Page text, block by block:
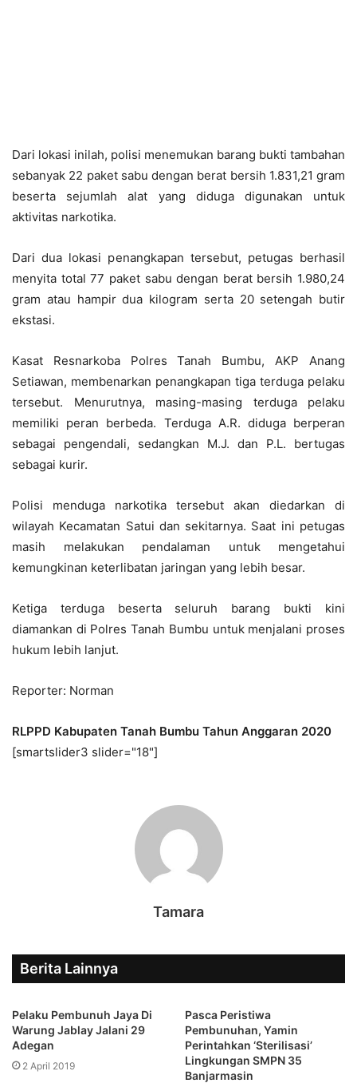
Dari lokasi inilah, polisi menemukan barang bukti tambahan
sebanyak 22 paket sabu dengan berat bersih 1.831,21 gram
beserta sejumlah alat yang diduga digunakan untuk
aktivitas narkotika.
Dari dua lokasi penangkapan tersebut, petugas berhasil
menyita total 77 paket sabu dengan berat bersih 1.980,24
gram atau hampir dua kilogram serta 20 setengah butir
ekstasi.
Kasat Resnarkoba Polres Tanah Bumbu, AKP Anang
Setiawan, membenarkan penangkapan tiga terduga pelaku
tersebut. Menurutnya, masing-masing terduga pelaku
memiliki peran berbeda. Terduga A.R. diduga berperan
sebagai pengendali, sedangkan M.J. dan P.L. bertugas
sebagai kurir.
Polisi menduga narkotika tersebut akan diedarkan di
wilayah Kecamatan Satui dan sekitarnya. Saat ini petugas
masih melakukan pendalaman untuk mengetahui
kemungkinan keterlibatan jaringan yang lebih besar.
Ketiga terduga beserta seluruh barang bukti kini
diamankan di Polres Tanah Bumbu untuk menjalani proses
hukum lebih lanjut.
Reporter: Norman
RLPPD Kabupaten Tanah Bumbu Tahun Anggaran 2020
[smartslider3 slider="18"]
Tamara
Berita Lainnya
Pelaku Pembunuh Jaya Di
Warung Jablay Jalani 29
Adegan
2 April 2019
Pasca Peristiwa
Pembunuhan, Yamin
Perintahkan ‘Sterilisasi’
Lingkungan SMPN 35
Banjarmasin